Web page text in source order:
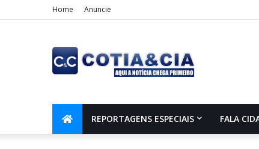
Home Anuncie
REPORTAGENS ESPECIAIS FALA